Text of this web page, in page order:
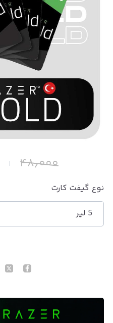
۴۸٫۰۰۰
نوع گیفت کارت
5 لیر